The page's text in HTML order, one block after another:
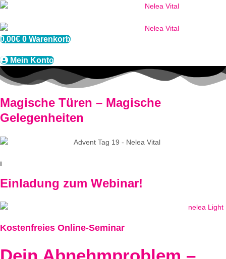
Zum
springen
0,00€ 0 Warenkorb
Mein Konto
Magische Türen – Magische
Gelegenheiten
i
Einladung zum Webinar!
Kostenfreies Online-Seminar